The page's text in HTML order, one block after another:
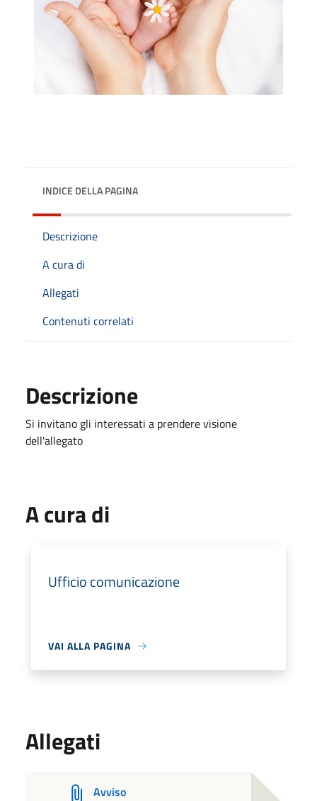
INDICE DELLA PAGINA
Descrizione
A cura di
Allegati
Contenuti correlati
Descrizione
Si invitano gli interessati a prendere visione
dell'allegato
A cura di
Ufficio comunicazione
VAI ALLA PAGINA
Allegati
Avviso